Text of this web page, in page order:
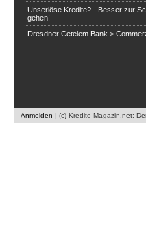
Unseriöse Kredite? - Besser zur
gehen!
Dresdner Cetelem Bank >
Anmelden | (c) Kredite-Magazin.net: